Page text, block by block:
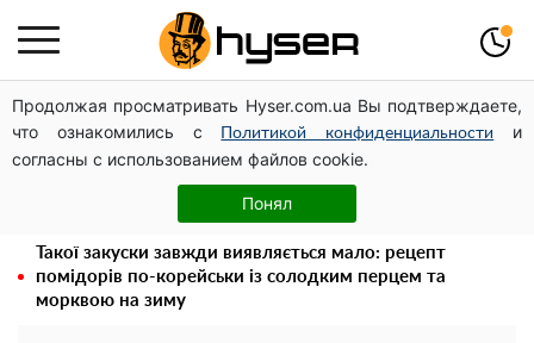
Продолжая просматривать Hyser.com.ua Вы подтверждаете,
что ознакомились с
Политикой конфиденциальности
и
согласны с использованием файлов cookie.
Понял
Дрони із націнкою: Олександр Конотопський вивів
мільйони оборонного бюджету через фіктивну фірму в
Естонії
Тому й виглядає так молодо: 5 простих та улюблених
страв Алли Пугачової, про які ви достеменно не знали
Такої закуски завжди виявляється мало: рецепт
помідорів по-корейськи із солодким перцем та
морквою на зиму